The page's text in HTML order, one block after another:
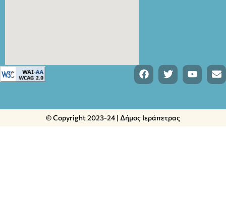
© Copyright 2023-24 | Δήμος Ιεράπετρας